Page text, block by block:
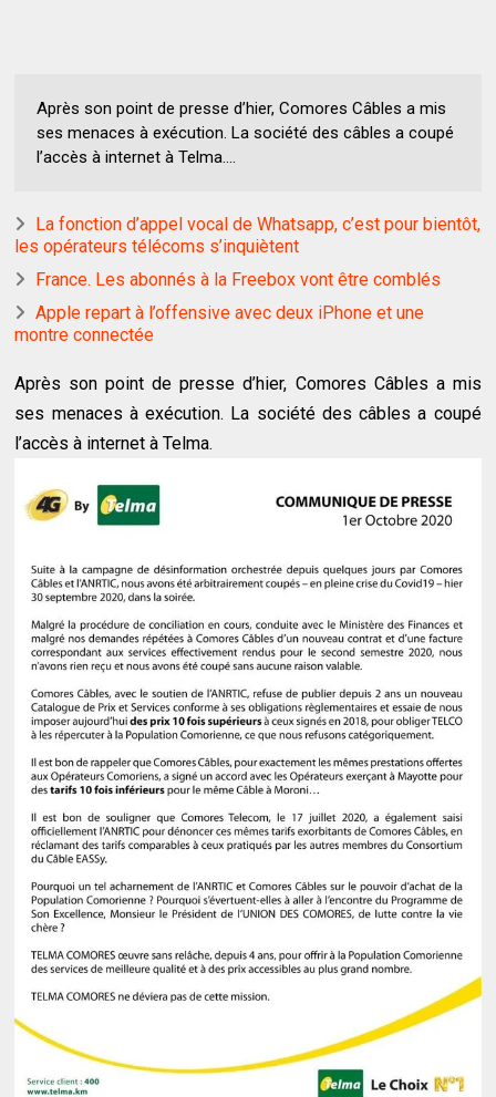
Après son point de presse d’hier, Comores Câbles a mis
ses menaces à exécution. La société des câbles a coupé
l’accès à internet à Telma....
La fonction d’appel vocal de Whatsapp, c’est pour bientôt,
les opérateurs télécoms s’inquiètent
France. Les abonnés à la Freebox vont être comblés
Apple repart à l’offensive avec deux iPhone et une
montre connectée
Après son point de presse d’hier, Comores Câbles a mis
ses menaces à exécution. La société des câbles a coupé
l’accès à internet à Telma.